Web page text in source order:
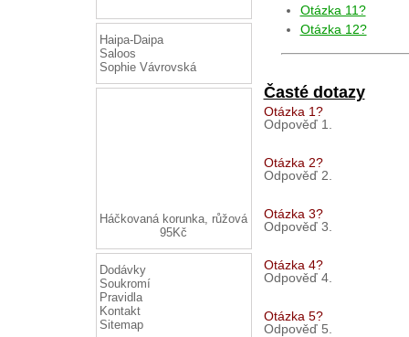
Haipa-Daipa
Saloos
Sophie Vávrovská
Háčkovaná korunka, růžová
95Kč
Dodávky
Soukromí
Pravidla
Kontakt
Sitemap
Otázka 11?
Otázka 12?
Časté dotazy
Otázka 1?
Odpověď 1.
Otázka 2?
Odpověď 2.
Otázka 3?
Odpověď 3.
Otázka 4?
Odpověď 4.
Otázka 5?
Odpověď 5.